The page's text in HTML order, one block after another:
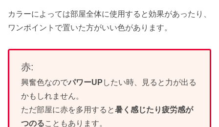
カラーによっては部屋全体に使用すると効果があったり、
ワンポイントで置いた方がいい色があります。
赤:
興奮色なのでパワーUP したい時、見ると力が出る
かもしれません。
ただ部屋に赤を多用すると暑く感じたり疲労感が
つのることもあります。